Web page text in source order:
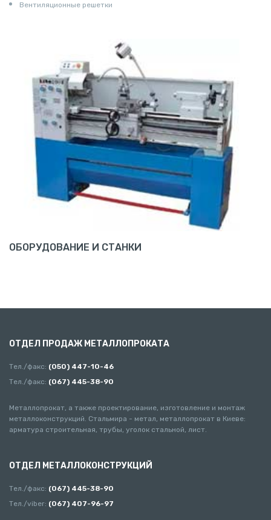
Вентиляционные решетки
ОБОРУДОВАНИЕ И СТАНКИ
ОТДЕЛ ПРОДАЖ МЕТАЛЛОПРОКАТА
Тел./факс: (050) 447-10-46
Тел./факс: (067) 445-38-90
Металлопрокат, а также проектирование, изготовление и монтаж
металлоконструкций. Стальмира - метал, металлопрокат в Киеве:
арматура строительная, трубы, уголок стальной, лист.
ОТДЕЛ МЕТАЛЛОКОНСТРУКЦИЙ
Тел./факс: (067) 445-38-90
Тел./viber: (067) 407-96-97